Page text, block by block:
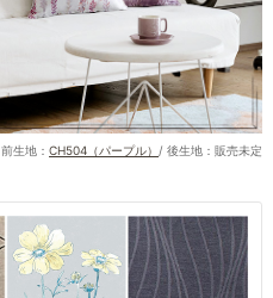
前生地：CH504（パープル） / 後生地：販売未定